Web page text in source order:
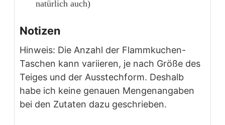
natürlich auch)
Notizen
Hinweis: Die Anzahl der Flammkuchen-
Taschen kann variieren, je nach Größe des
Teiges und der Ausstechform. Deshalb
habe ich keine genauen Mengenangaben
bei den Zutaten dazu geschrieben.